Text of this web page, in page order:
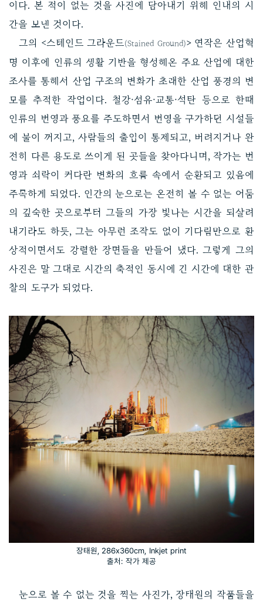
이다. 본 적이 없는 것을 사진에 담아내기 위해 인내의 시
간을 보낸 것이다.
그의 <스테인드 그라운드 (Stained Ground)> 연작은 산업혁
명 이후에 인류의 생활 기반을 형성해온 주요 산업에 대한
조사를 통해서 산업 구조의 변화가 초래한 산업 풍경의 변
모를 추적한 작업이다. 철강·섬유·교통·석탄 등으로 한때
인류의 번영과 풍요를 주도하면서 번영을 구가하던 시설들
에 불이 꺼지고, 사람들의 출입이 통제되고, 버려지거나 완
전히 다른 용도로 쓰이게 된 곳들을 찾아다니며, 작가는 번
영과 쇠락이 커다란 변화의 흐름 속에서 순환되고 있음에
주목하게 되었다. 인간의 눈으로는 온전히 볼 수 없는 어둠
의 깊숙한 곳으로부터 그들의 가장 빛나는 시간을 되살려
내기라도 하듯, 그는 아무런 조작도 없이 기다림만으로 환
상적이면서도 강렬한 장면들을 만들어 냈다. 그렇게 그의
사진은 말 그대로 시간의 축적인 동시에 긴 시간에 대한 관
찰의 도구가 되었다.
장태원,286x360cm, Inkjet print
출처: 작가 제공
눈으로 볼 수 없는 것을 찍는 사진가, 장태원의 작품들을